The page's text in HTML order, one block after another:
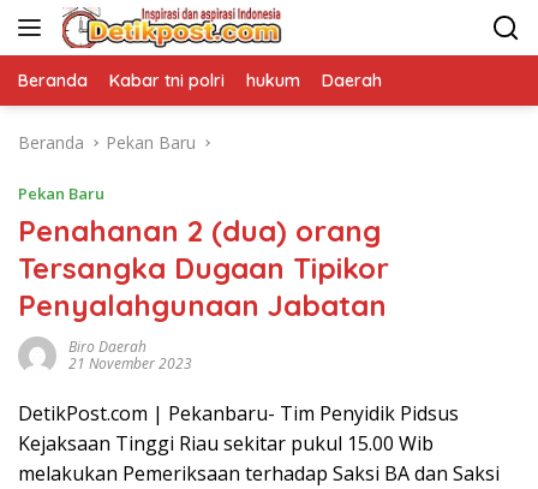
Langsung
Beranda Kabar tni polri hukum Daerah
Beranda Pekan Baru
Pekan Baru
Penahanan 2 (dua) orang
Tersangka Dugaan Tipikor
Penyalahgunaan Jabatan
Biro Daerah
21 November 2023
DetikPost.com | Pekanbaru- Tim Penyidik Pidsus
Kejaksaan Tinggi Riau sekitar pukul 15.00 Wib
melakukan Pemeriksaan terhadap Saksi BA dan Saksi